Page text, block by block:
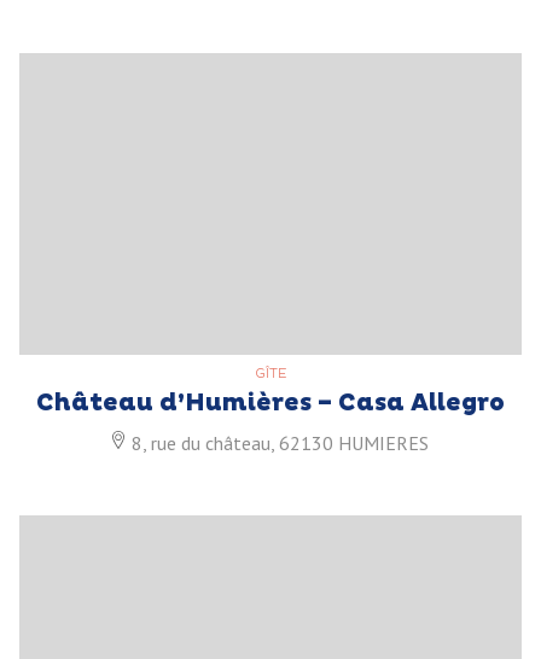
GÎTE
Château d’Humières – Casa Allegro
8, rue du château, 62130 HUMIERES